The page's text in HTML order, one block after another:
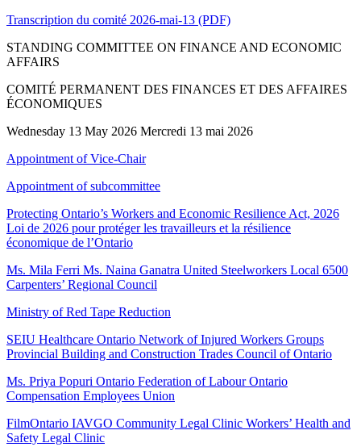
Transcription du comité 2026-mai-13 (PDF)
STANDING COMMITTEE ON FINANCE AND ECONOMIC
AFFAIRS
COMITÉ PERMANENT DES FINANCES ET DES AFFAIRES
ÉCONOMIQUES
Wednesday 13 May 2026 Mercredi 13 mai 2026
Appointment of Vice-Chair
Appointment of subcommittee
Protecting Ontario’s Workers and Economic Resilience Act, 2026
Loi de 2026 pour protéger les travailleurs et la résilience
économique de l’Ontario
Ms. Mila Ferri Ms. Naina Ganatra United Steelworkers Local 6500
Carpenters’ Regional Council
Ministry of Red Tape Reduction
SEIU Healthcare Ontario Network of Injured Workers Groups
Provincial Building and Construction Trades Council of Ontario
Ms. Priya Popuri Ontario Federation of Labour Ontario
Compensation Employees Union
FilmOntario IAVGO Community Legal Clinic Workers’ Health and
Safety Legal Clinic